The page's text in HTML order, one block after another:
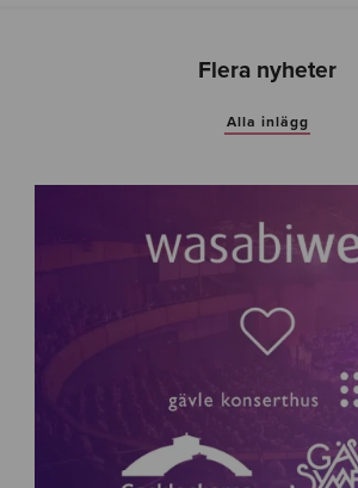
Flera nyheter
Alla inlägg